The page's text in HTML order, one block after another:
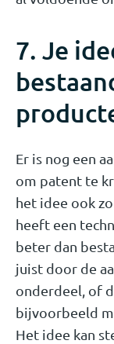
7. Je
Er is nog een
om patent te
het idee ook
heeft een
beter dan
juist door de
onderdeel, of
bijvoorbeeld
Het idee kan